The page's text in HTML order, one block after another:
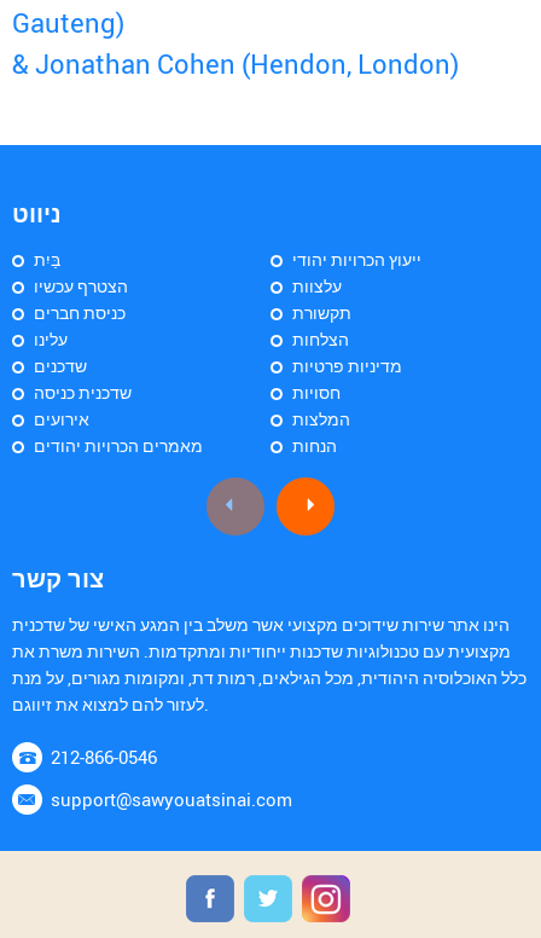
Gauteng)
& Jonathan Cohen (Hendon, London)
ניווט
בַּיִת
הצטרף עכשיו
כניסת חברים
עלינו
שדכנים
שדכנית כניסה
אירועים
מאמרים הכרויות יהודים
ייעוץ הכרויות יהודי
עלצוות
תקשורת
הצלחות
מדיניות פרטיות
חסויות
המלצות
הנחות
צור קשר
הינו אתר שירות שידוכים מקצועי אשר משלב בין המגע האישי של שדכנית
מקצועית עם טכנולוגיות שדכנות ייחודיות ומתקדמות. השירות משרת את
כלל האוכלוסיה היהודית, מכל הגילאים, רמות דת, ומקומות מגורים, על מנת
לעזור להם למצוא את זיווגם.
212-866-0546
support@sawyouatsinai.com